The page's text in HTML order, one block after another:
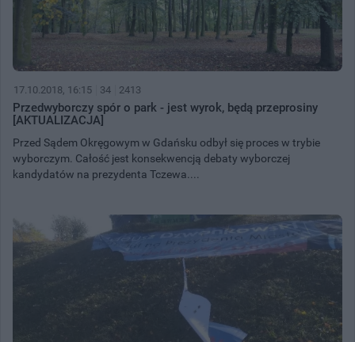
17.10.2018, 16:15 34 2413
Przedwyborczy spór o park - jest wyrok, będą przeprosiny
[AKTUALIZACJA]
Przed Sądem Okręgowym w Gdańsku odbył się proces w trybie
wyborczym. Całość jest konsekwencją debaty wyborczej
kandydatów na prezydenta Tczewa....